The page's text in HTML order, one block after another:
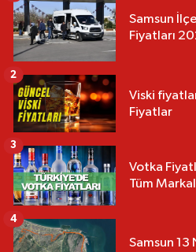
Samsun
Fiyatları
Viski
Fiyatlar
2
Votka
Tüm
3
Samsun 13
4